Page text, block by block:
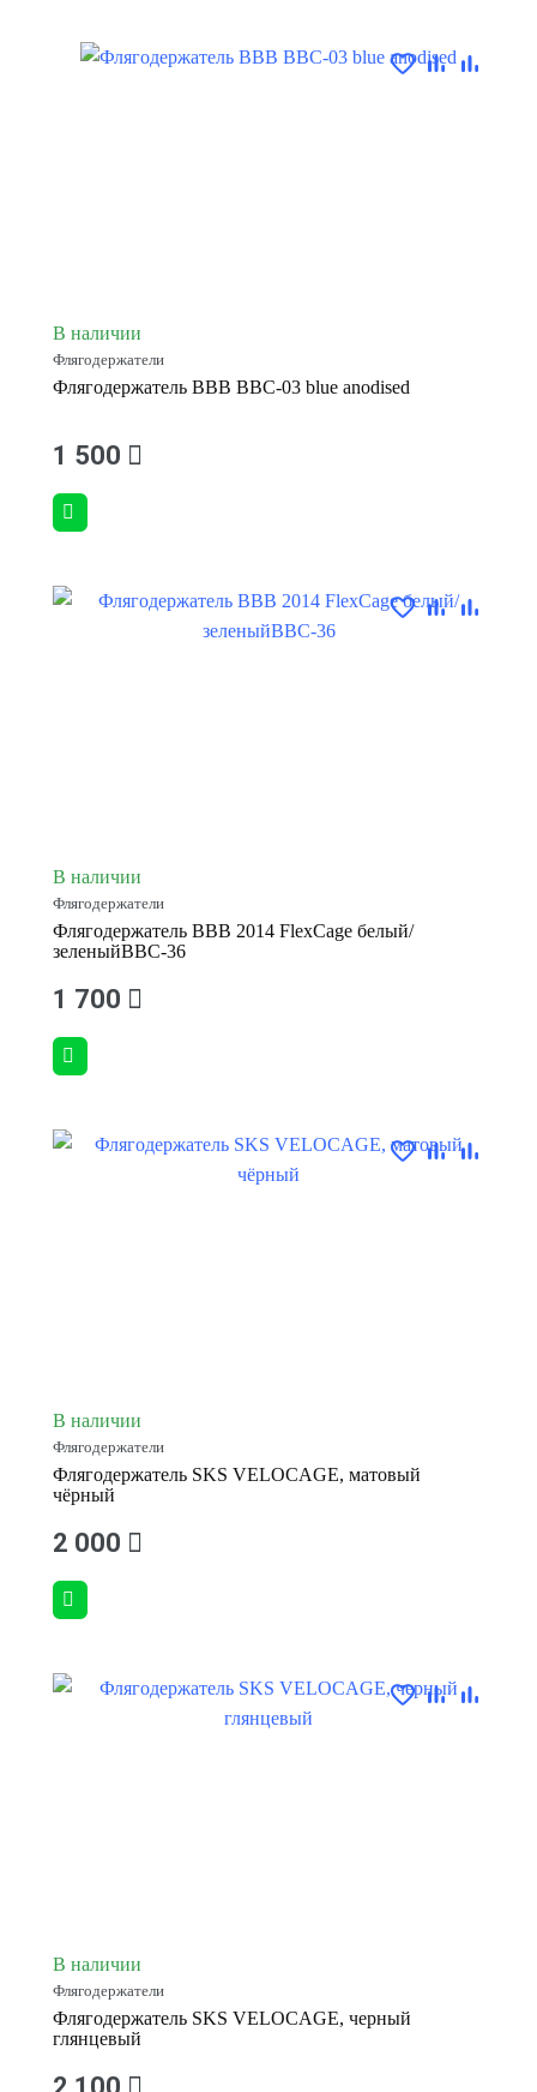
В наличии
Флягодержатели
Флягодержатель BBB BBC-03 blue anodised
1 500
В наличии
Флягодержатели
Флягодержатель BBB 2014 FlexCage белый/
зеленыйBBC-36
1 700
В наличии
Флягодержатели
Флягодержатель SKS VELOCAGE, матовый
чёрный
2 000
В наличии
Флягодержатели
Флягодержатель SKS VELOCAGE, черный
глянцевый